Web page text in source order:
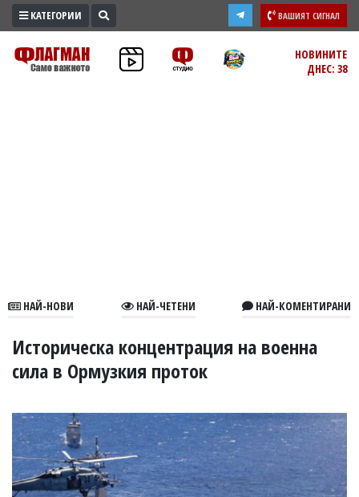
ПРОМО
ЗОНА
В
УКРАЙНА
РАЗСЛЕДВАНЕ
БИЗНЕС
ЮГ
КАТЕГОРИИ ВАШИЯТ СИГНАЛ
НОВИНИТЕ
ДНЕС: 38
НАЙ-НОВИ НАЙ-ЧЕТЕНИ НАЙ-КОМЕНТИРАНИ
Историческа концентрация на военна
сила в Ормузкия проток